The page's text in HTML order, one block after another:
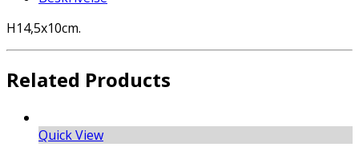
H14,5x10cm.
Related Products
Quick View